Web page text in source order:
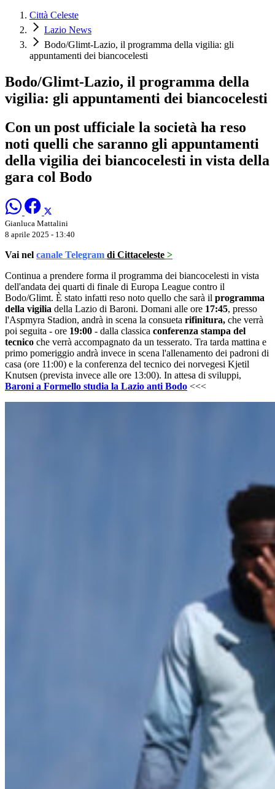
Città Celeste
Lazio News
Bodo/Glimt-Lazio, il programma della vigilia: gli
appuntamenti dei biancocelesti
Bodo/Glimt-Lazio, il programma della
vigilia: gli appuntamenti dei biancocelesti
Con un post ufficiale la società ha reso
noti quelli che saranno gli appuntamenti
della vigilia dei biancocelesti in vista della
gara col Bodo
Gianluca Mattalini
8 aprile 2025 - 13:40
Vai nel canale Telegram di Cittaceleste >
Continua a prendere forma il programma dei biancocelesti in vista
dell'andata dei quarti di finale di Europa League contro il
Bodo/Glimt. È stato infatti reso noto quello che sarà il programma
della vigilia della Lazio di Baroni. Domani alle ore 17:45, presso
l'Aspmyra Stadion, andrà in scena la consueta rifinitura, che verrà
poi seguita - ore 19:00 - dalla classica conferenza stampa del
tecnico che verrà accompagnato da un tesserato. Tra tarda mattina e
primo pomeriggio andrà invece in scena l'allenamento dei padroni di
casa (ore 11:00) e la conferenza del tecnico dei norvegesi Kjetil
Knutsen (prevista invece alle ore 13:00). In attesa di sviluppi,
Baroni a Formello studia la Lazio anti Bodo <<<